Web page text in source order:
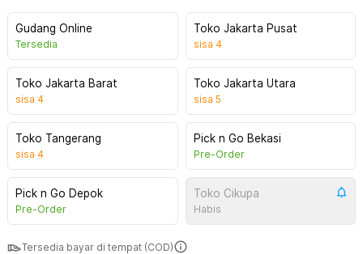
Gudang Online
Tersedia
Toko Jakarta Pusat
sisa 4
Toko Jakarta Barat
sisa 4
Toko Jakarta Utara
sisa 5
Toko Tangerang
sisa 4
Pick n Go Bekasi
Pre-Order
Pick n Go Depok
Pre-Order
Toko Cikupa
Habis
Tersedia bayar di tempat (COD)